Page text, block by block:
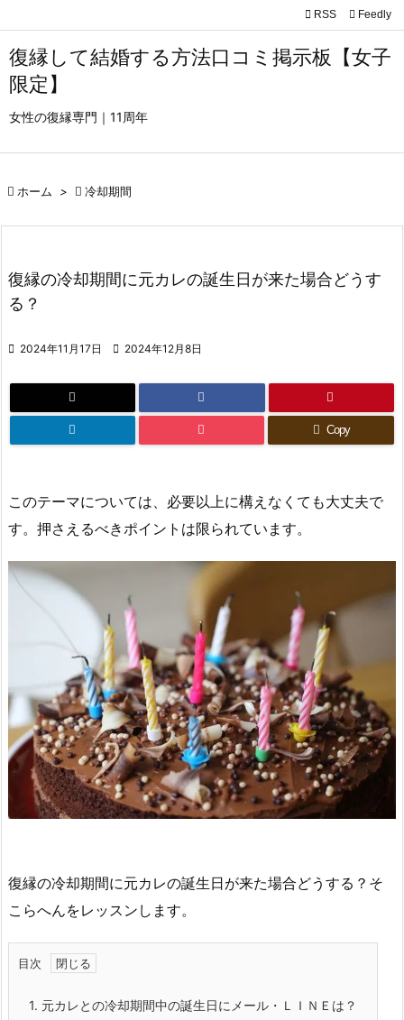
復縁して結婚する方法口コミ掲示板【女子
限定】
女性の復縁専門｜11周年



 RSS Feedly
 ホーム >  冷却期間
復縁の冷却期間に元カレの誕生日が来た場合どうす
る？
 2024年11月17日  2024年12月8日
Copy
このテーマについては、必要以上に構えなくても大丈夫で
す。押さえるべきポイントは限られています。
復縁の冷却期間に元カレの誕生日が来た場合どうする？そ
こらへんをレッスンします。
目次
1. 元カレとの冷却期間中の誕生日にメール・ＬＩＮＥは？